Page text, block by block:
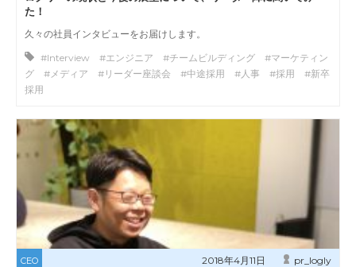
た！
久々の社員インタビューをお届けします。
#Interview #エンジニア #チームビルディング #マーケティン
グ #メディア #リーダー座談会 #中途採用 #人事 #採用 #新卒
採用
CEO 2018年4月11日 pr_logly